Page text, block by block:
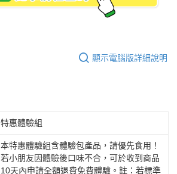
顯示電腦版詳細說明
特惠體驗組
本特惠體驗組含體驗包產品，請優先食用！
若小朋友因體驗後口味不合，可於收到商品
10天內申請全額退費免費體驗。註：若標準